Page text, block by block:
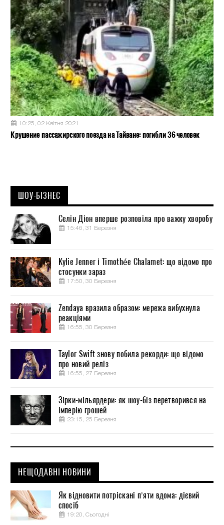
10:25, 02 Квітня 2021
Крушение пассажирского поезда на Тайване: погибли 36 человек
ШОУ-БІЗНЕС
Селін Діон вперше розповіла про важку хворобу
15:46, 31 Березня
Kylie Jenner і Timothée Chalamet: що відомо про
стосунки зараз
17:50, 30 Березня
Zendaya вразила образом: мережа вибухнула
реакціями
16:55, 30 Березня
Taylor Swift знову побила рекорди: що відомо
про новий реліз
16:55, 27 Березня
Зірки-мільярдери: як шоу-біз перетворився на
імперію грошей
23:15, 25 Березня
НЕЩОДАВНІ НОВИНИ
Як відновити потріскані п’яти вдома: дієвий
спосіб
19:20, Сьогодні